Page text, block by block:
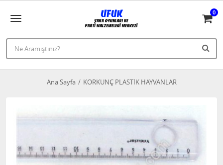
0
Ana Sayfa KORKUNÇ PLASTİK HAYVANLAR